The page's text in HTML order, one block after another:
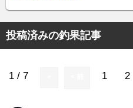
投稿済みの釣果記事
1 / 7 1 2